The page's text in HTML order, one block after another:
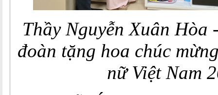
Thầy Nguyễn Xuân Hòa
đoàn tặng hoa chúc
nữ Việt Nam